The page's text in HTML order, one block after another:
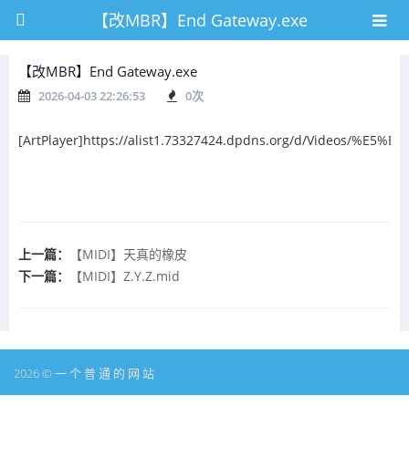
【改MBR】End Gateway.exe
【改MBR】End Gateway.exe
2026-04-03 22:26:53 0次
[ArtPlayer]https://alist1.73327424.dpdns.org/d/Videos/
上一篇：
【MIDI】天真的橡皮
下一篇：
【MIDI】Z.Y.Z.mid
2026 © 一 个 普 通 的 网 站